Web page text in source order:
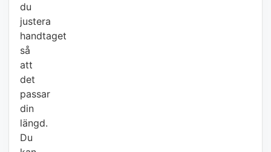
du
justera
handtaget
så
att
det
passar
din
längd.
Du